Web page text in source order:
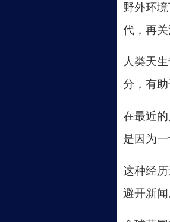
野外环
代，再
人类天
分，有助
在最近
是因为
这种经
避开新闻